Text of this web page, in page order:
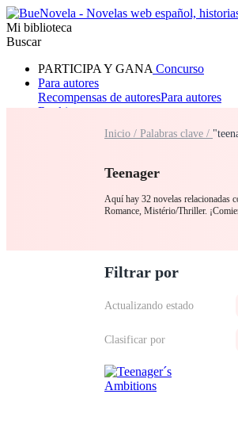
Mi biblioteca
Buscar
PARTICIPA Y GANA Concurso
Para autores
Recompensas de autoresPara autores
Ranking
RomanceHombre lobo
Inicio / Palabras clave /
Teenager
Aquí hay 32 novelas relacionadas
Romance, Mistério/Thriller.
Filtrar por
Actualizando estado
Clasificar por